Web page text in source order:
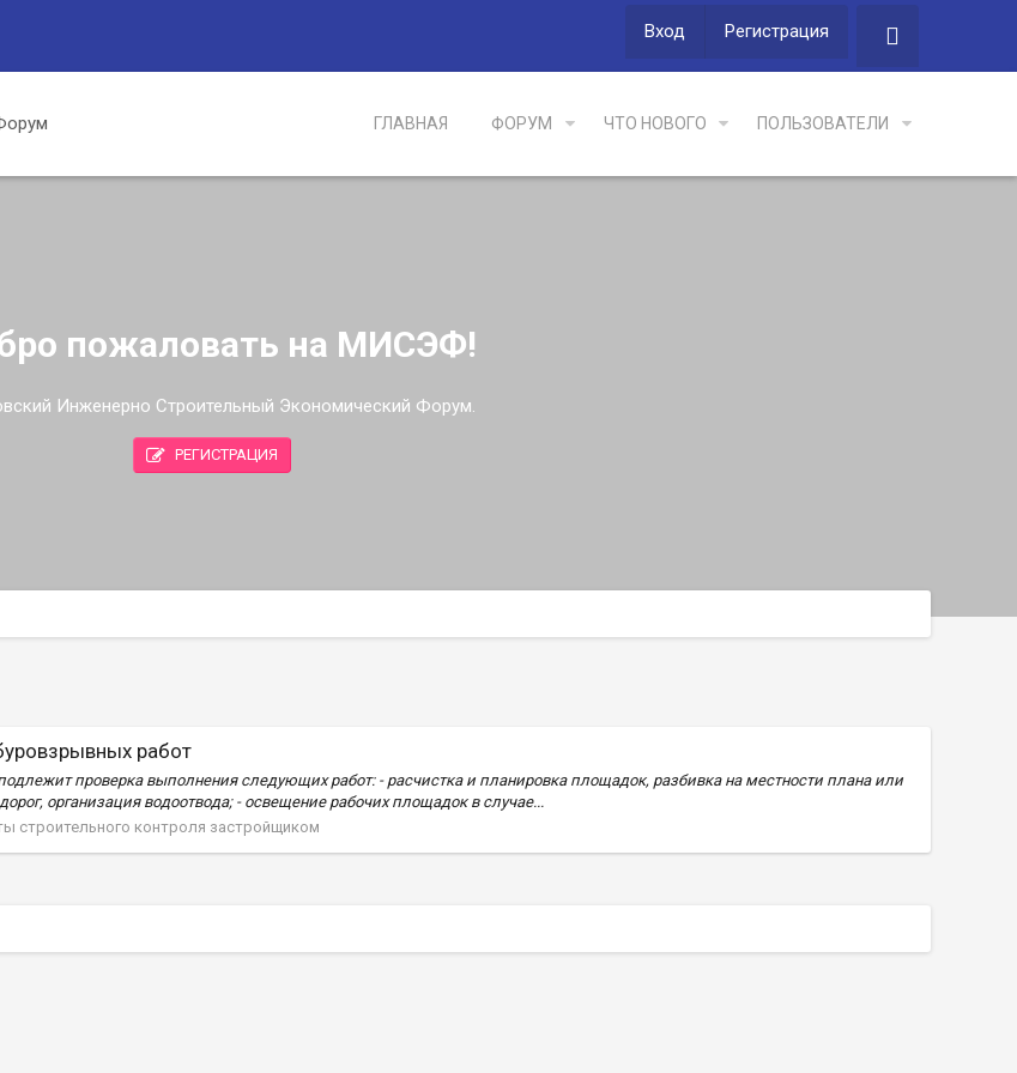
Вход Регистрация
ГЛАВНАЯ ФОРУМ ЧТО НОВОГО ПОЛЬЗОВАТЕЛИ
пожаловать на МИСЭФ!
Инженерно Строительный Экономический Форум.
РЕГИСТРАЦИЯ
работ
проверка выполнения следующих работ: - расчистка и планировка площадок, разбивка на местности плана или
организация водоотвода; - освещение рабочих площадок в случае...
строительного контроля застройщиком